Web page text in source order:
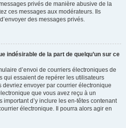
privés de manière abusive de la
ces messages aux modérateurs. Ils
des messages privés.
indésirable de la part de quelqu’un sur ce
d’envoi de courriers électroniques de
qui essaient de repérer les utilisateurs
devriez envoyer par courrier électronique
que vous avez reçu à un
important d’y inclure les en-têtes contenant
électronique. Il pourra alors agir en